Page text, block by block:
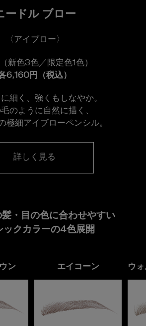
ードル ブロー
〈アイブロー〉
新色3色／限定色1色）
6,160円（税込）
細く、強くもしなやか。
のように自然に描く、
細アイブローペンシル。
詳しく見る
髪・目の色に合わせやすい
ックカラーの4色展開
ン エイコーン ウ